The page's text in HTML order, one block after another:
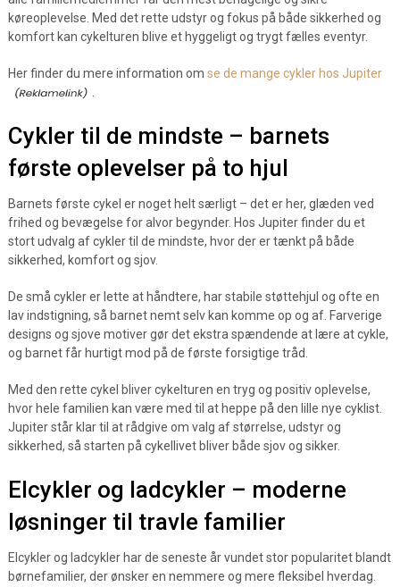
køreoplevelse. Med det rette udstyr og fokus på både sikkerhed og
komfort kan cykelturen blive et hyggeligt og trygt fælles eventyr.
Her finder du mere information om se de mange cykler hos Jupiter
Cykler til de mindste – barnets
første oplevelser på to hjul
Barnets første cykel er noget helt særligt – det er her, glæden ved
frihed og bevægelse for alvor begynder. Hos Jupiter finder du et
stort udvalg af cykler til de mindste, hvor der er tænkt på både
sikkerhed, komfort og sjov.
De små cykler er lette at håndtere, har stabile støttehjul og ofte en
lav indstigning, så barnet nemt selv kan komme op og af. Farverige
designs og sjove motiver gør det ekstra spændende at lære at cykle,
og barnet får hurtigt mod på de første forsigtige tråd.
Med den rette cykel bliver cykelturen en tryg og positiv oplevelse,
hvor hele familien kan være med til at heppe på den lille nye cyklist.
Jupiter står klar til at rådgive om valg af størrelse, udstyr og
sikkerhed, så starten på cykellivet bliver både sjov og sikker.
Elcykler og ladcykler – moderne
løsninger til travle familier
Elcykler og ladcykler har de seneste år vundet stor popularitet blandt
børnefamilier, der ønsker en nemmere og mere fleksibel hverdag.